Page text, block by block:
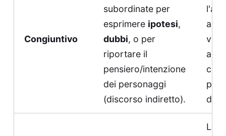
Congiuntivo
subordinate per
esprimere ipotesi,
dubbi, o per
riportare il
pensiero/intenzione
dei personaggi
(discorso indiretto).
La